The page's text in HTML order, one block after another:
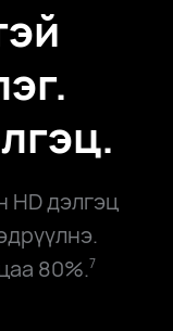
HD дэлгэц
80%.7